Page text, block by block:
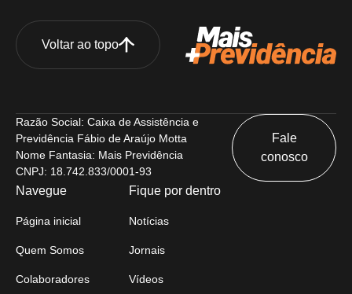
Voltar ao topo
Razão Social: Caixa de Assistência e
Previdência Fábio de Araújo Motta
Nome Fantasia: Mais Previdência
CNPJ: 18.742.833/0001-93
Fale
conosco
Navegue
Página inicial
Quem Somos
Colaboradores
Fique por dentro
Notícias
Jornais
Vídeos